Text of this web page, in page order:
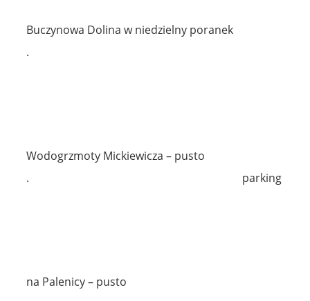
Buczynowa Dolina w niedzielny poranek
.
Wodogrzmoty Mickiewicza – pusto
.
parking
na Palenicy – pusto